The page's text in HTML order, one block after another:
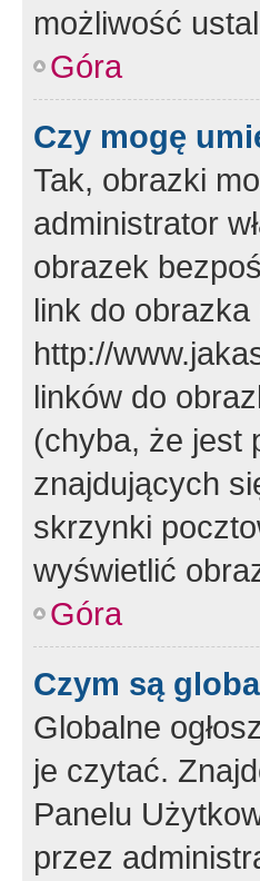
możliwość
Góra
Czy mogę
Tak, obrazki
administrator
obrazek
link do
http://
linków do
(chyba, że jest
znajdujących
skrzynki
wyświetlić
Góra
Czym są
Globalne
je czytać.
Panelu
przez